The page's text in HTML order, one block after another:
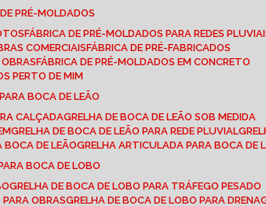
DE PRÉ-MOLDADOS
FÁBRICA DE PRÉ-MOLDADOS PARA REDES
COMERCIAIS FÁBRICA DE PRÉ-FABRICADOS
OBRAS FÁBRICA DE PRÉ-MOLDADOS EM CONCRETO
PERTO DE MIM
PARA BOCA DE LEÃO
CALÇADA
GRELHA DE BOCA DE LEÃO SOB MEDIDA
GRELHA DE BOCA DE LEÃO PARA REDE PLUVIAL
BOCA DE LEÃO GRELHA ARTICULADA PARA BOCA DE
PARA BOCA DE LOBO
GRELHA DE BOCA DE LOBO PARA TRÁFEGO PESADO
PARA OBRAS
GRELHA DE BOCA DE LOBO PARA